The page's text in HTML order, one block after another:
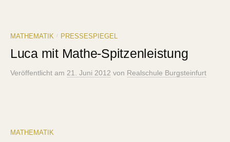
MATHEMATIK / PRESSESPIEGEL
Luca mit Mathe-Spitzenleistung
Veröffentlicht am 21. Juni 2012 von Realschule Burgsteinfurt
MATHEMATIK